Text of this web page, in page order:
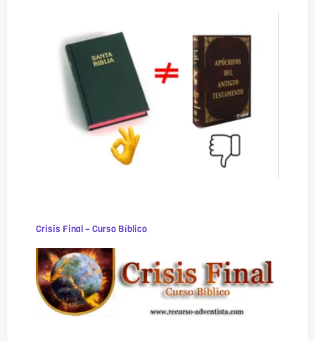
Crisis Final – Curso Bíblico